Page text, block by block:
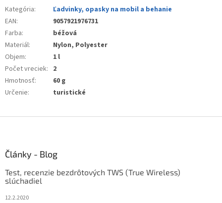
Kategória:
Ľadvinky, opasky na mobil a behanie
EAN:
9057921976731
Farba:
béžová
Materiál:
Nylon, Polyester
Objem:
1 l
Počet vreciek: 2
Hmotnosť:
60 g
Určenie: turistické
Články - Blog
Test, recenzie bezdrôtových TWS (True Wireless)
slúchadiel
12.2.2020